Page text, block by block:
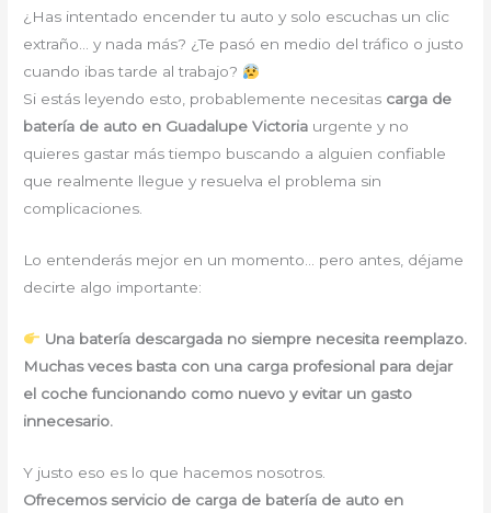
¿Has intentado encender tu auto y solo escuchas un clic
extraño… y nada más? ¿Te pasó en medio del tráfico o justo
cuando ibas tarde al trabajo?
Si estás leyendo esto, probablemente necesitas carga de
batería de auto en Guadalupe Victoria urgente y no
quieres gastar más tiempo buscando a alguien confiable
que realmente llegue y resuelva el problema sin
complicaciones.
Lo entenderás mejor en un momento… pero antes, déjame
decirte algo importante:
Una batería descargada no siempre necesita reemplazo.
Muchas veces basta con una carga profesional para dejar
el coche funcionando como nuevo y evitar un gasto
innecesario.
Y justo eso es lo que hacemos nosotros.
Ofrecemos servicio de carga de batería de auto en